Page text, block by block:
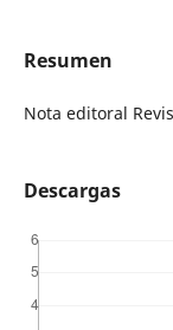
Resumen
Nota editoral
Descargas